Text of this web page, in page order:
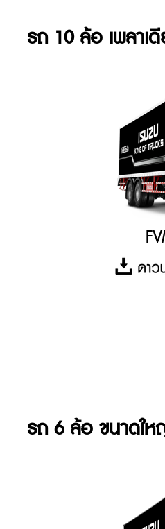
รถ 10 ล้อ เพลาเ
รถ 6 ล้อ ขนาดใ